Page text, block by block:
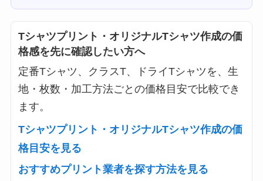
Tシャツプリント・オリジナルTシャツ作成の価
格感を先に確認したい方へ
定番Tシャツ、クラスT、ドライTシャツを、生
地・枚数・加工方法ごとの価格目安で比較でき
ます。
Tシャツプリント・オリジナルTシャツ作成の価
格目安を見る
おすすめプリント業者を探す方法を見る